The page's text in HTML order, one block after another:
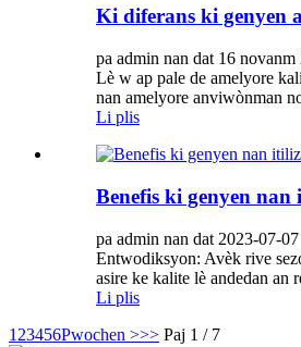
Ki diferans ki genyen
pa admin nan dat 16 novanm
Lè w ap pale de amelyore
nan amelyore anviwònman
Li plis
Benefis ki genyen
pa admin nan dat 2023-07-07
Entwodiksyon: Avèk rive
asire ke kalite lè andedan an
Li plis
1 23456Pwochen >>> Paj 1 / 7